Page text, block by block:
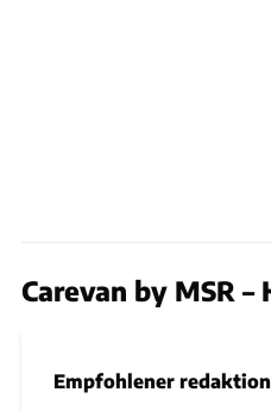
Carevan by MSR –
Empfohlener